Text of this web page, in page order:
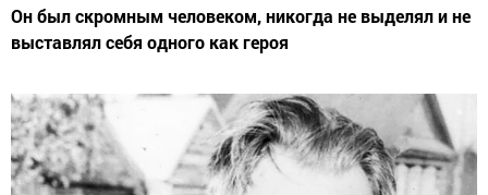
Он был скромным человеком, никогда не выделял и не
выставлял себя одного как героя